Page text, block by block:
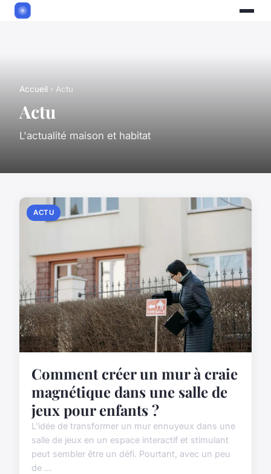
Accueil › Actu
Actu
L'actualité maison et habitat
ACTU
Comment créer un mur à craie
magnétique dans une salle de
jeux pour enfants ?
L'idée de transformer un mur ennuyeux dans une
salle de jeux en un espace interactif et stimulant
peut sembler être un défi. Pourtant, avec un peu
de ...